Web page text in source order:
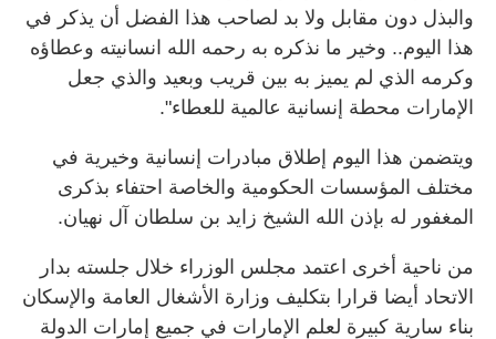
والبذل دون مقابل ولا بد لصاحب هذا الفضل أن يذكر في
هذا اليوم.. وخير ما نذكره به رحمه الله انسانيته وعطاؤه
وكرمه الذي لم يميز به بين قريب وبعيد والذي جعل
الإمارات محطة إنسانية عالمية للعطاء".
ويتضمن هذا اليوم إطلاق مبادرات إنسانية وخيرية في
مختلف المؤسسات الحكومية والخاصة احتفاء بذكرى
المغفور له بإذن الله الشيخ زايد بن سلطان آل نهيان.
من ناحية أخرى اعتمد مجلس الوزراء خلال جلسته بدار
الاتحاد أيضا قرارا بتكليف وزارة الأشغال العامة والإسكان
بناء سارية كبيرة لعلم الإمارات في جميع إمارات الدولة